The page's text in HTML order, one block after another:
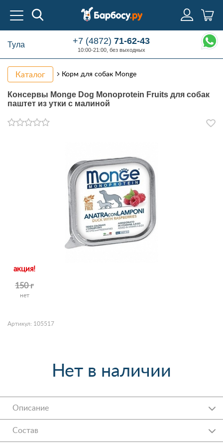
Тула +7 (4872)71-62-43
10:00-21:00, без выходных
Каталог Корм для собак Monge
Консервы Monge Dog Monoprotein Fruits для собак
паштет из утки с малиной
акция!
150 г
нет
Артикул: 105517
Нет в наличии
Описание
Состав